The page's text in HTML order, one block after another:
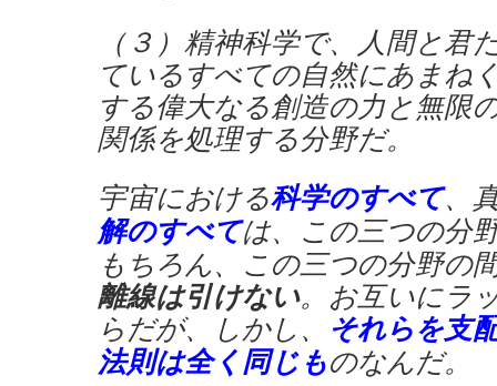
（３）精神科学で、人間と君
ているすべての自然にあまね
する偉大なる創造の力と無限
関係を処理する分野だ。
宇宙における科学のすべて、
解のすべては、この三つの分
もちろん、この三つの分野の
離線は引けない。お互いにラ
らだが、しかし、
それらを支
法則は全く同じものなんだ。